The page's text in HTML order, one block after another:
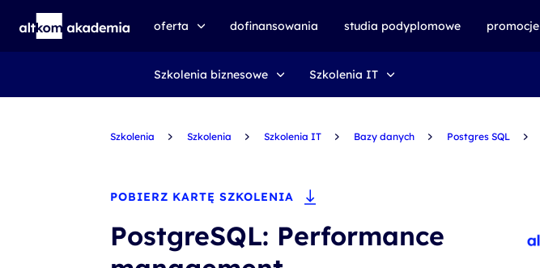
oferta
speexx
certyfikat DMI
AI First
szkolenia VR
szkolenia NIS2
dofinansowania studia podyplomowe promocje
Szkolenia biznesowe Szkolenia IT
Szkolenia Szkolenia Szkolenia IT Bazy danych Postgres SQL
POBIERZ KARTĘ SZKOLENIA
PostgreSQL: Performance